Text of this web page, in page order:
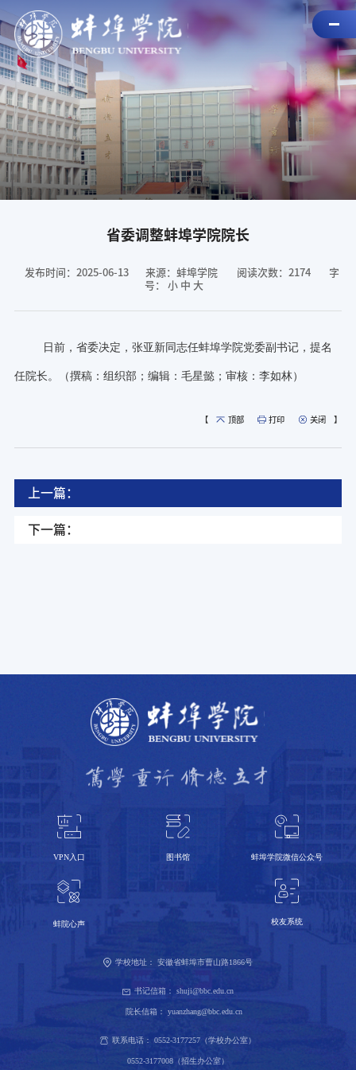
省委调整蚌埠学院院长
发布时间：2025-06-13 来源：蚌埠学院 阅读次数： 2174
字
号： 小 中 大
日前，省委决定，张亚新同志任蚌埠学院党委副书记，提名
任院长。（撰稿：组织部；编辑：毛星懿；审核：李如林）
【 顶部 打印 关闭 】
上一篇：
下一篇：
VPN入口 图书馆 蚌埠学院微信公众号
蚌院心声 校友系统
学校地址： 安徽省蚌埠市曹山路1866号
书记信箱： shuji@bbc.edu.cn
院长信箱： yuanzhang@bbc.edu.cn
联系电话： 0552-3177257（学校办公室）
0552-3177008（招生办公室）